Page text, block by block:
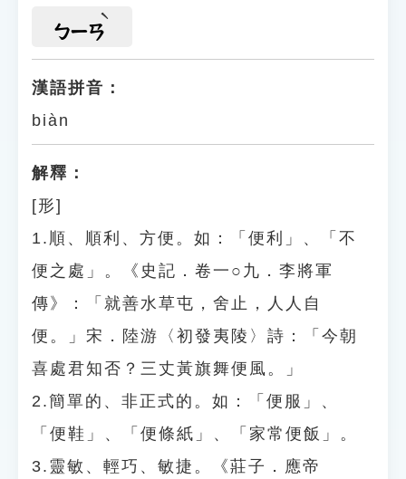
ㄅㄧㄢ
漢語拼音：
biàn
解釋：
[形]
1.順、順利、方便。如：「便利」、「不
便之處」。《史記．卷一○九．李將軍
傳》：「就善水草屯，舍止，人人自
便。」宋．陸游〈初發夷陵〉詩：「今朝
喜處君知否？三丈黃旗舞便風。」
2.簡單的、非正式的。如：「便服」、
「便鞋」、「便條紙」、「家常便飯」。
3.靈敏、輕巧、敏捷。《莊子．應帝